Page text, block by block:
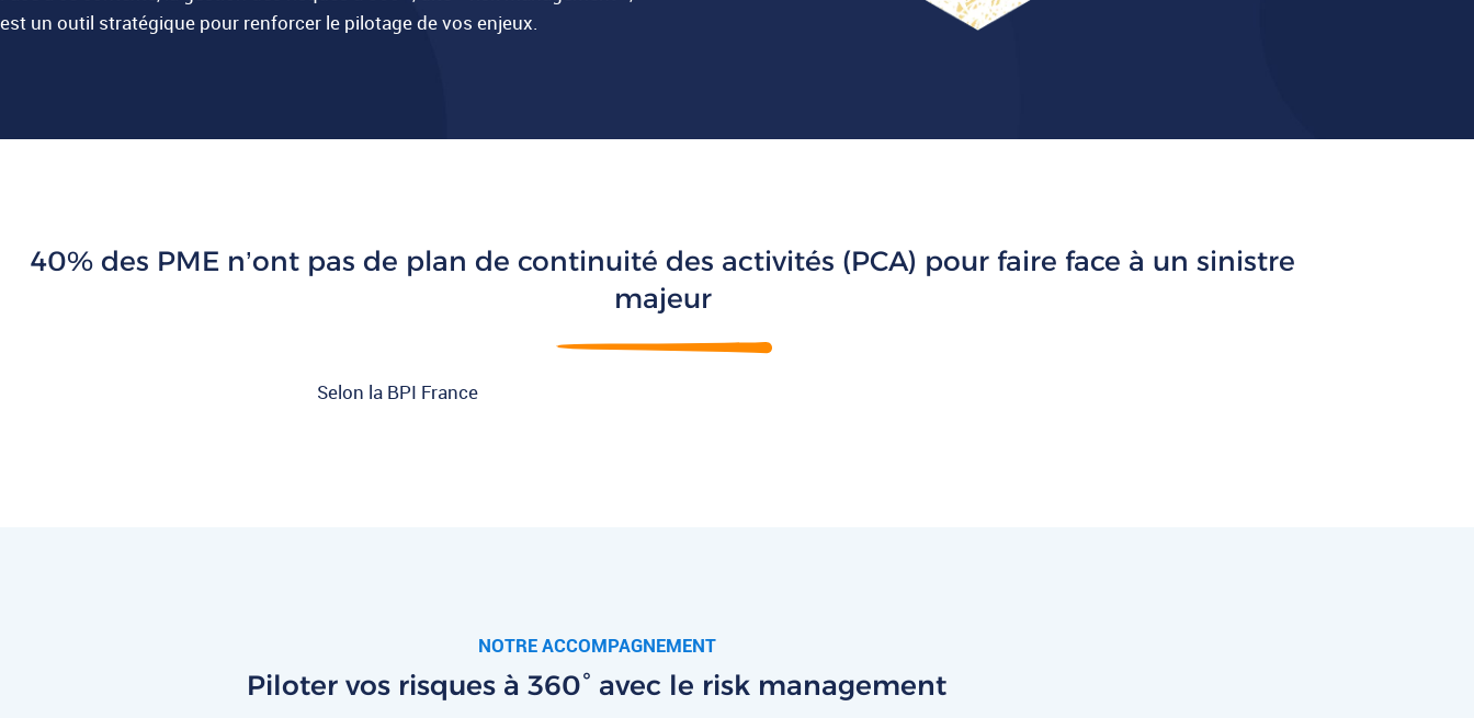
est un outil stratégique pour renforcer le pilotage de vos enjeux.
40% des PME n’ont pas de plan de continuité des activités (PCA) pour faire face à un sinistre
majeur
Selon la BPI France
NOTRE ACCOMPAGNEMENT
Piloter vos risques à 360° avec le risk management